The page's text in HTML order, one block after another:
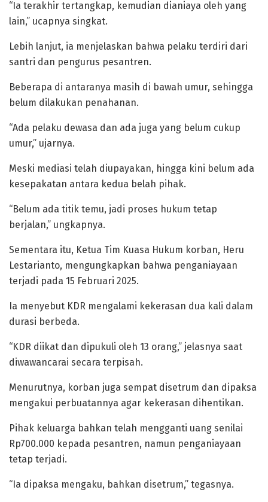
“Ia terakhir tertangkap, kemudian dianiaya oleh yang
lain,” ucapnya singkat.
Lebih lanjut, ia menjelaskan bahwa pelaku terdiri dari
santri dan pengurus pesantren.
Beberapa di antaranya masih di bawah umur, sehingga
belum dilakukan penahanan.
“Ada pelaku dewasa dan ada juga yang belum cukup
umur,” ujarnya.
Meski mediasi telah diupayakan, hingga kini belum ada
kesepakatan antara kedua belah pihak.
“Belum ada titik temu, jadi proses hukum tetap
berjalan,” ungkapnya.
Sementara itu, Ketua Tim Kuasa Hukum korban, Heru
Lestarianto, mengungkapkan bahwa penganiayaan
terjadi pada 15 Februari 2025.
Ia menyebut KDR mengalami kekerasan dua kali dalam
durasi berbeda.
“KDR diikat dan dipukuli oleh 13 orang,” jelasnya saat
diwawancarai secara terpisah.
Menurutnya, korban juga sempat disetrum dan dipaksa
mengakui perbuatannya agar kekerasan dihentikan.
Pihak keluarga bahkan telah mengganti uang senilai
Rp700.000 kepada pesantren, namun penganiayaan
tetap terjadi.
“Ia dipaksa mengaku, bahkan disetrum,” tegasnya.